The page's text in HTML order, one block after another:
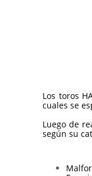
Los toros
cuales se
Luego de
según su